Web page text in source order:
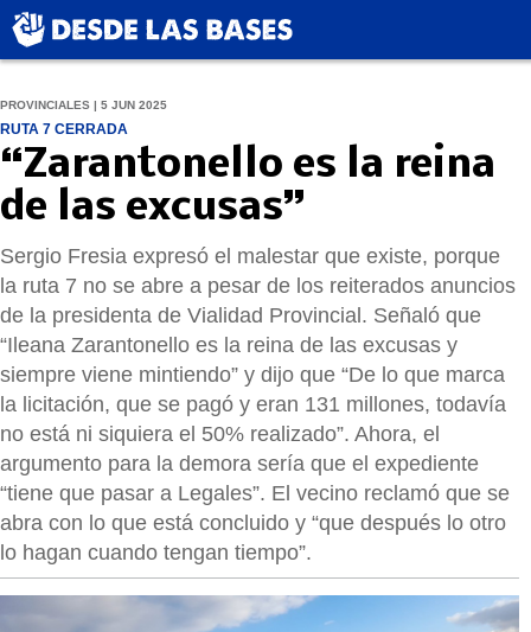
PROVINCIALES | 5 JUN 2025
RUTA 7 CERRADA
“Zarantonello es la reina
de las excusas”
Sergio Fresia expresó el malestar que existe, porque
la ruta 7 no se abre a pesar de los reiterados anuncios
de la presidenta de Vialidad Provincial. Señaló que
“Ileana Zarantonello es la reina de las excusas y
siempre viene mintiendo” y dijo que “De lo que marca
la licitación, que se pagó y eran 131 millones, todavía
no está ni siquiera el 50% realizado”. Ahora, el
argumento para la demora sería que el expediente
“tiene que pasar a Legales”. El vecino reclamó que se
abra con lo que está concluido y “que después lo otro
lo hagan cuando tengan tiempo”.